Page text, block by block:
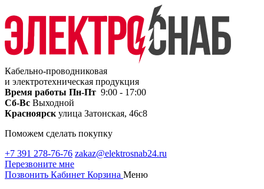
Кабельно-проводниковая
и электротехническая продукция
Время работы Пн-Пт 9:00 - 17:00
Сб-Вс Выходной
Красноярск улица Затонская, 46с8
Поможем сделать покупку
+7 391 278-76-76 zakaz@elektrosnab24.ru
Перезвоните мне
Позвонить Кабинет Корзина Меню